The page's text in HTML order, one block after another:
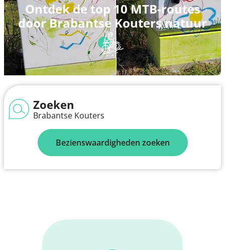
Ontdek de top 10 MTB-routes
door Brabantse Kouters natuur
Zoeken
Brabantse Kouters
Bezienswaardigheden zoeken